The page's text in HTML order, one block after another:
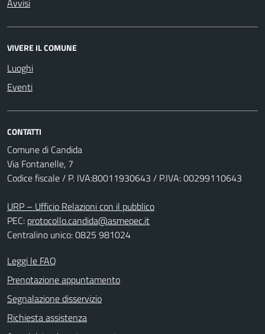
Avvisi
VIVERE IL COMUNE
Luoghi
Eventi
CONTATTI
Comune di Candida
Via Fontanelle, 7
Codice fiscale / P. IVA:80011930643 / P.IVA: 00299110643
URP – Ufficio Relazioni con il pubblico
PEC: protocollo.candida@asmepec.it
Centralino unico: 0825 981024
Leggi le FAQ
Prenotazione appuntamento
Segnalazione disservizio
Richiesta assistenza